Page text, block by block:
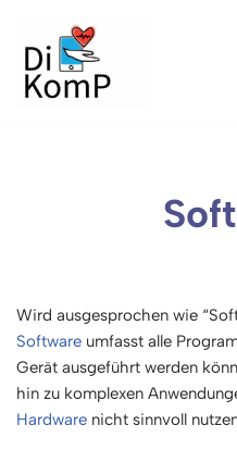
Skip
to
Wird ausgesprochen wie
Software umfasst alle
Gerät ausgeführt werden
hin zu komplexen
Hardware nicht sinnvoll